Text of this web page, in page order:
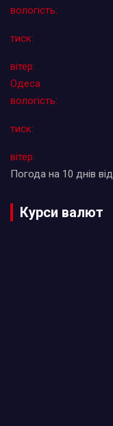
вологість:
тиск:
вітер:
Одеса
вологість:
тиск:
вітер:
Погода на 10 днів від
Курси валют